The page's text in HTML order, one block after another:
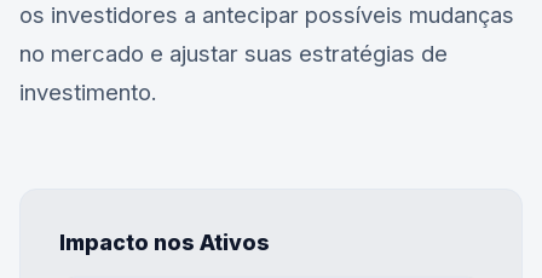
os investidores a antecipar possíveis mudanças
no mercado e ajustar suas estratégias de
investimento.
Impacto nos Ativos